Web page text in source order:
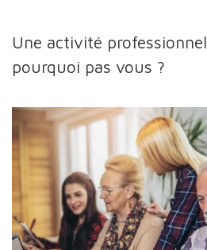
Une activité
pourquoi pas vous ?